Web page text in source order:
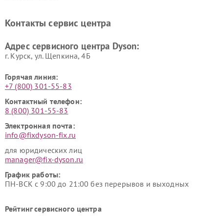
Контакты сервис центра
Адрес сервисного центра Dyson:
г. Курск, ул. Щепкина, 4Б
Горячая линия:
+7 (800) 301-55-83
Контактный телефон:
8 (800) 301-55-83
Электронная почта:
info@fixdyson-fix.ru
для юридических лиц
manager@fix-dyson.ru
График работы:
ПН-ВСК с 9:00 до 21:00 без перерывов и выходных
Рейтинг сервисного центра